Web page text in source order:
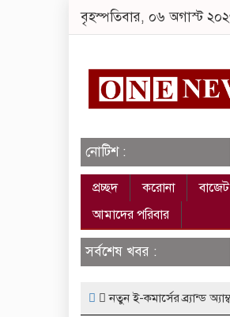
বৃহস্পতিবার, ০৬ অগাস্ট
নোটিশ :
প্রচ্ছদ করোনা বাজেট
আমাদের পরিবার
সর্বশেষ খবর :
নতুন ই-কমার্সের ব্র্যান্ড